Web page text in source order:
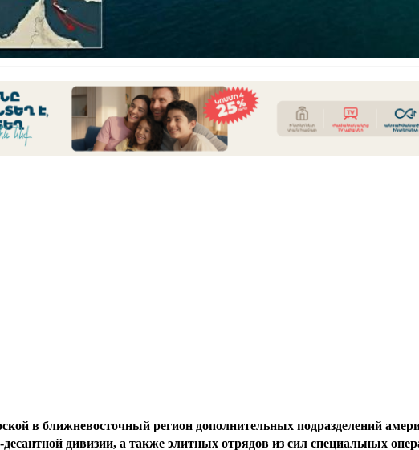
в ближневосточный регион дополнительных подразделений
дивизии, а также элитных отрядов из сил специальных